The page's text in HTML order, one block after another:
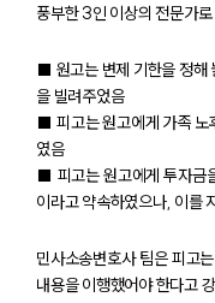
풍부한 3인 이상의 전문가
■ 원고는 변제 기한을 정해
을 빌려주었음
■ 피고는 원고에게 가족 노
였음
■ 피고는 원고에게 투자금
이라고 약속하였으나, 이를
민사소송변호사 팀은 피고
내용을 이행했어야 한다고